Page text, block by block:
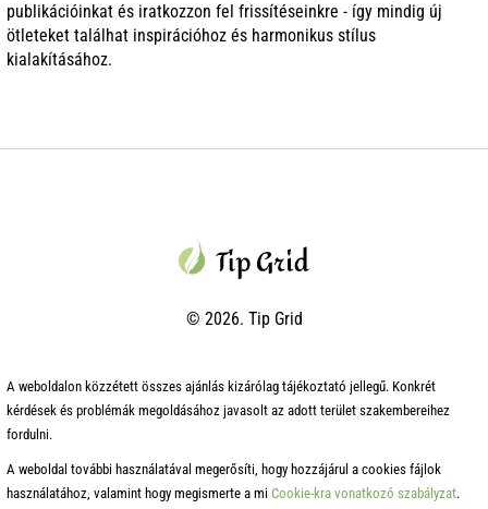
publikációinkat és iratkozzon fel frissítéseinkre - így mindig új
ötleteket találhat inspirációhoz és harmonikus stílus
kialakításához.
© 2026. Tip Grid
A weboldalon közzétett összes ajánlás kizárólag tájékoztató jellegű. Konkrét
kérdések és problémák megoldásához javasolt az adott terület szakembereihez
fordulni.
A weboldal további használatával megerősíti, hogy hozzájárul a cookies fájlok
használatához, valamint hogy megismerte a mi Cookie-kra vonatkozó szabályzat.